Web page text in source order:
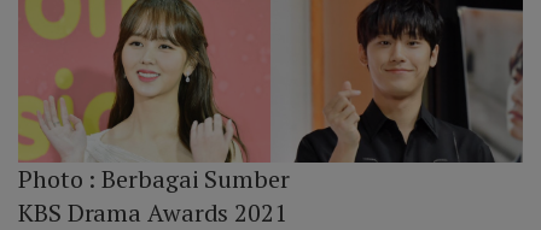
Photo :Berbagai Sumber
KBS Drama Awards 2021